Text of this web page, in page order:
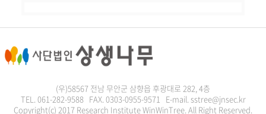
(우)58567 전남 무안군 삼향읍 후광대로 282, 4층
TEL. 061-282-9588 FAX. 0303-0955-9571 E-mail. sstree@jnsec.kr
Copyright(c) 2017 Research Institute WinWinTree. All Right Reserved.